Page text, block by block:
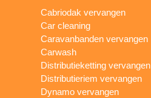
Cabriodak vervangen
Car cleaning
Caravanbanden vervangen
Carwash
Distributieketting vervangen
Distributieriem vervangen
Dynamo vervangen